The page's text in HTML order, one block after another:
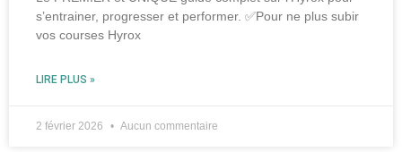
s’entrainer, progresser et performer. ✅Pour ne plus subir
vos courses Hyrox
LIRE PLUS »
2 février 2026 Aucun commentaire